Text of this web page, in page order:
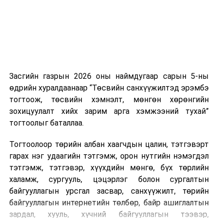
Шинэ хууль Францын зах зээлд үйлчилдэг гадаадын
дуудлагын төвүүдэд нөлөөлөхөөр байна. Тухайлбал,
Мароккогийн дуудлагын төвүүдийн орлогын 80 гаруй
хувь Францын зах зээлээс бүрддэг бөгөөд тус улсын
40–50 мянган ажлын байр эрсдэлд орж болзошгүйг
Засгийн газрын 2026 оны наймдугаар сарын 5-ны
өдрийн хуралдаанаар “Төсвийн санхүүжилтэд эрэмбэ
тогтоож, төсвийн хэмнэлт, мөнгөн хөрөнгийн
зохицуулалт хийх зарим арга хэмжээний тухай”
тогтоолыг баталлаа.
Тогтоолоор төрийн албан хаагчдын цалин, тэтгэвэрт
гарах нэг удаагийн тэтгэмж, орон нутгийн нэмэгдэл
тэтгэмж, тэтгэвэр, хүүхдийн мөнгө, бүх төрлийн
халамж, сургууль, цэцэрлэг болон сургалтын
байгууллагын урсгал засвар, санхүүжилт, төрийн
байгууллагын интернетийн төлбөр, байр ашиглалтын
зардал, хууль, хүчний байгууллагын тээвэр,